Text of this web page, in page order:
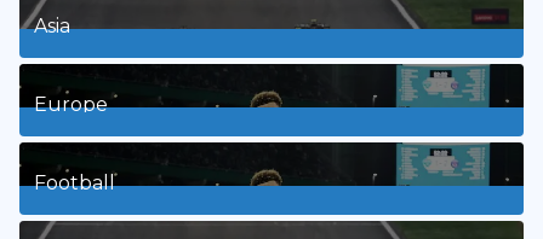
Asia
1Posts
Europe
3Posts
Football
8Posts